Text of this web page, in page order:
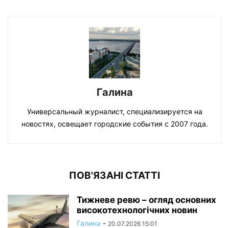
Галина
Универсальный журналист, специализируется на
новостях, освещает городские события с 2007 года.
ПОВ'ЯЗАНІ СТАТТІ
Тижневе ревю – огляд основних
високотехнологічних новин
Галина - 20.07.2026 15:01